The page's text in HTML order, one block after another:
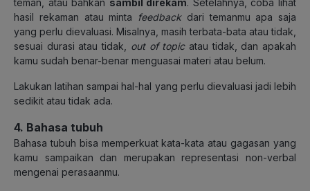
teman, atau bahkan sambil direkam. Setelahnya, coba lihat
hasil rekaman atau minta
feedbackdari temanmu apa saja
yang perlu dievaluasi. Misalnya, masih terbata-bata atau tidak,
sesuai durasi atau tidak, out of topicatau tidak, dan apakah
kamu sudah benar-benar menguasai materi atau belum.
Lakukan latihan sampai hal-hal yang perlu dievaluasi jadi lebih
sedikit atau tidak ada.
4. Bahasa tubuh
Bahasa tubuh bisa memperkuat kata-kata atau gagasan yang
kamu sampaikan dan merupakan representasi non-verbal
mengenai perasaanmu.